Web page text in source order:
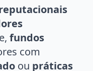
fundos
com
ou práticas